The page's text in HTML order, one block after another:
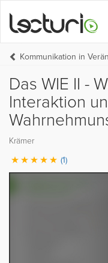
Kommunikation in
Das WIE II -
Interaktion
Krämer
(1)